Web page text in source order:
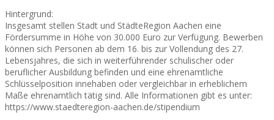
Hintergrund:
Insgesamt stellen Stadt und StädteRegion Aachen eine
Fördersumme in Höhe von 30.000 Euro zur Verfügung. Bewerben
können sich Personen ab dem 16. bis zur Vollendung des 27.
Lebensjahres, die sich in weiterführender schulischer oder
beruflicher Ausbildung befinden und eine ehrenamtliche
Schlüsselposition innehaben oder vergleichbar in erheblichem
Maße ehrenamtlich tätig sind. Alle Informationen gibt es unter:
https://www.staedteregion-aachen.de/stipendium